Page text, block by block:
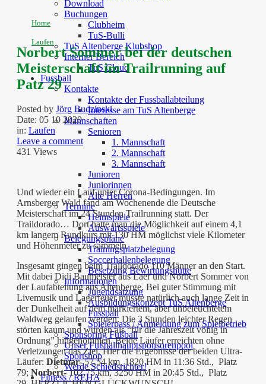
Download
Buchungen
Clubheim
TuS-Bulli
TuS Altenberge Klubshop
Interner Bereich
TuS Cloud
Fussball
Kontakte
Kontakte der Fussballabteilung
Interesse am TuS Altenberge
Mannschaften
Senioren
1. Mannschaft
2. Mannschaft
3. Mannschaft
Junioren
Juniorinnen
Alte Herren
Termine
Heimspiele
Auswärtsspiele
Belegungspläne
Trainingsplatzbelegung
Soccerhallenbelegung
Besetzung Bewirtungshütte
Informationen
Jugendsatzung
Ausbildungskonzept TuS Altenberge
Fussball
Spielerpass / Anmeldung zum Spielbetrieb
Sponsoring Fußball
Unser Fußballhauptsponsorenpool
Sportshop
Werde Schiedsrichter!
Fitness / REHA
Home
Laufen
Norbert Sommer bei der deutschen
Meisterschaft im Trailrunning auf
Patz 29
Posted by Jörg Budzinski
Date: 05 10 2020
in: Laufen
Leave a comment
431 Views
Und wieder ein Lauf unter Corona-Bedingungen. Im
Arnsberger Wald fand am Wochenende die Deutsche
Meisterschaft im 24 Stunden Trailrunning statt. Der
Traildorado… Dort hatte man die Möglichkeit auf einem 4,1
km langem Rundkurs mit 130 HM möglichst viele Kilometer
und Höhenmeter zu sammeln.
Insgesamt gingen beim Traildorado 110 Männer an den Start.
Mit dabei Didi Baumeister aus Laer und Norbert Sommer von
der Laufabteilung aus Altenberge. Bei guter Stimmung mit
Livemusik und Lagerfeuer musste natürlich auch lange Zeit in
der Dunkelheit auf dem markiertem, aber unbeleuchtetem
Waldweg gelaufen werden. Die 3 Stunden leichter Regen
störten kaum und wurden als “für die Jahreszeit völlig in
Ordnung” hingenommen. Beide Läufer erreichten ohne
Verletzungen das Ziel. Hier die Ergebnisse der beiden Ultra-
Läufer: Dietmar-57,54 km, 1820 HM in 11:36 Std., Platz
79; Norbert-102,75 km, 3250 HM in 20:45 Std., Platz